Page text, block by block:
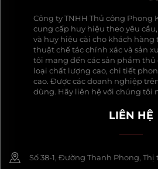
Công ty TNHH Thủ công Phong
cung cấp huy hiệu theo yêu
và huy hiệu cài cho khách hàng
thuật chế tác chính xác và sản
tôi mang đến các sản phẩm
loại chất lượng cao, chi tiết
cao. Được các doanh nghiệp
dùng. Hãy liên hệ với chúng tôi
LIÊN HỆ
Số 38-1, Đường Thanh Phong,